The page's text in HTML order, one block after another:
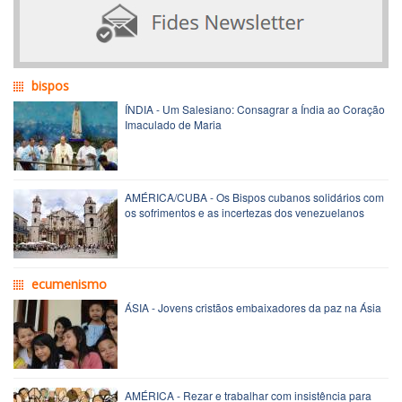
bispos
ÍNDIA - Um Salesiano: Consagrar a Índia ao Coração
Imaculado de Maria
AMÉRICA/CUBA - Os Bispos cubanos solidários com
os sofrimentos e as incertezas dos venezuelanos
ecumenismo
ÁSIA - Jovens cristãos embaixadores da paz na Ásia
AMÉRICA - Rezar e trabalhar com insistência para